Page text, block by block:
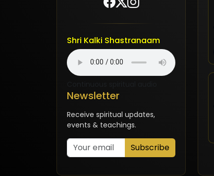
Shri Kalki Shastranaam
Newsletter
Receive spiritual updates,
events & teachings.
Subscribe